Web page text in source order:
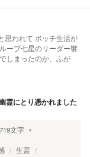
思われて ボッチ生活が
ープ七星のリーダー響
しまったのか、ふが
霊にとり憑かれました
文字
生霊